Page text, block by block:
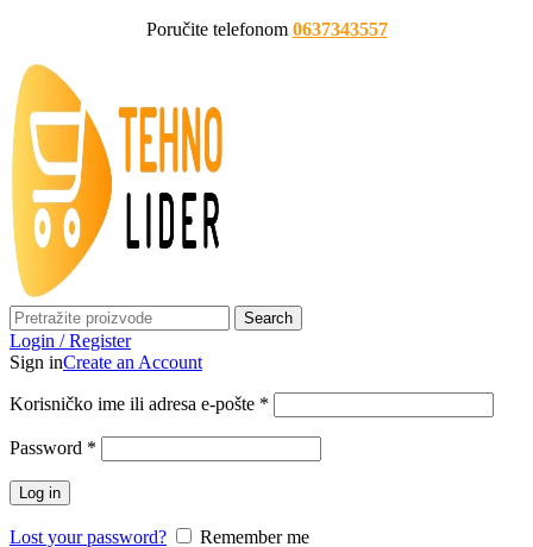
Poručite telefonom 0637343557
Search
Login / Register
Sign inCreate an Account
Korisničko ime ili adresa e-pošte *
Password *
Log in
Lost your password?
Remember me